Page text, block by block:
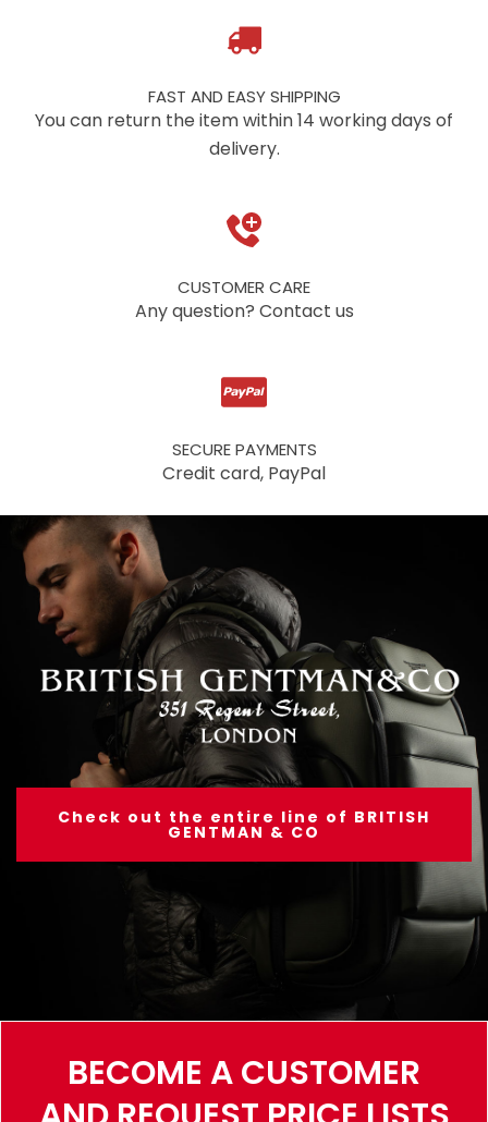
FAST AND EASY SHIPPING
You can return the item within 14 working days of
delivery.
CUSTOMER CARE
Any question? Contact us
SECURE PAYMENTS
Credit card, PayPal
Check out the entire line of BRITISH
GENTMAN & CO
BECOME A CUSTOMER